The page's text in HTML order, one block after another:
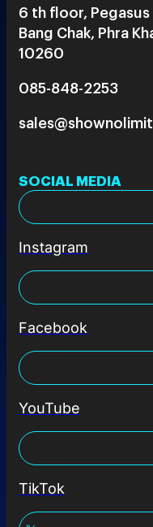
6 th floor, Pegasus
Bang Chak, Phra
10260
085-848-2253
SOCIAL MEDIA
Instagram
Facebook
YouTube
TikTok